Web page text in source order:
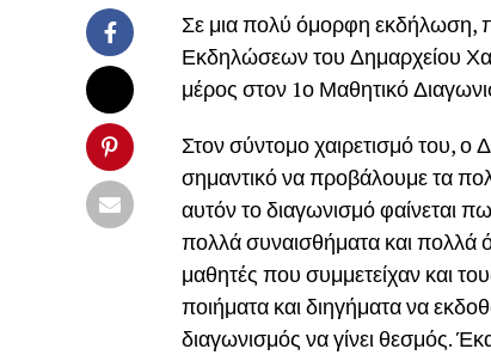
Σε μια πολύ όμορφη εκδήλωση,
Εκδηλώσεων του Δημαρχείου
μέρος στον 1ο Μαθητικό
Στον σύντομο χαιρετισμό του, ο
σημαντικό να προβάλουμε τα
αυτόν το διαγωνισμό φαίνεται
πολλά συναισθήματα και πολλά
μαθητές που συμμετείχαν και
ποιήματα και διηγήματα να
διαγωνισμός να γίνει θεσμός.